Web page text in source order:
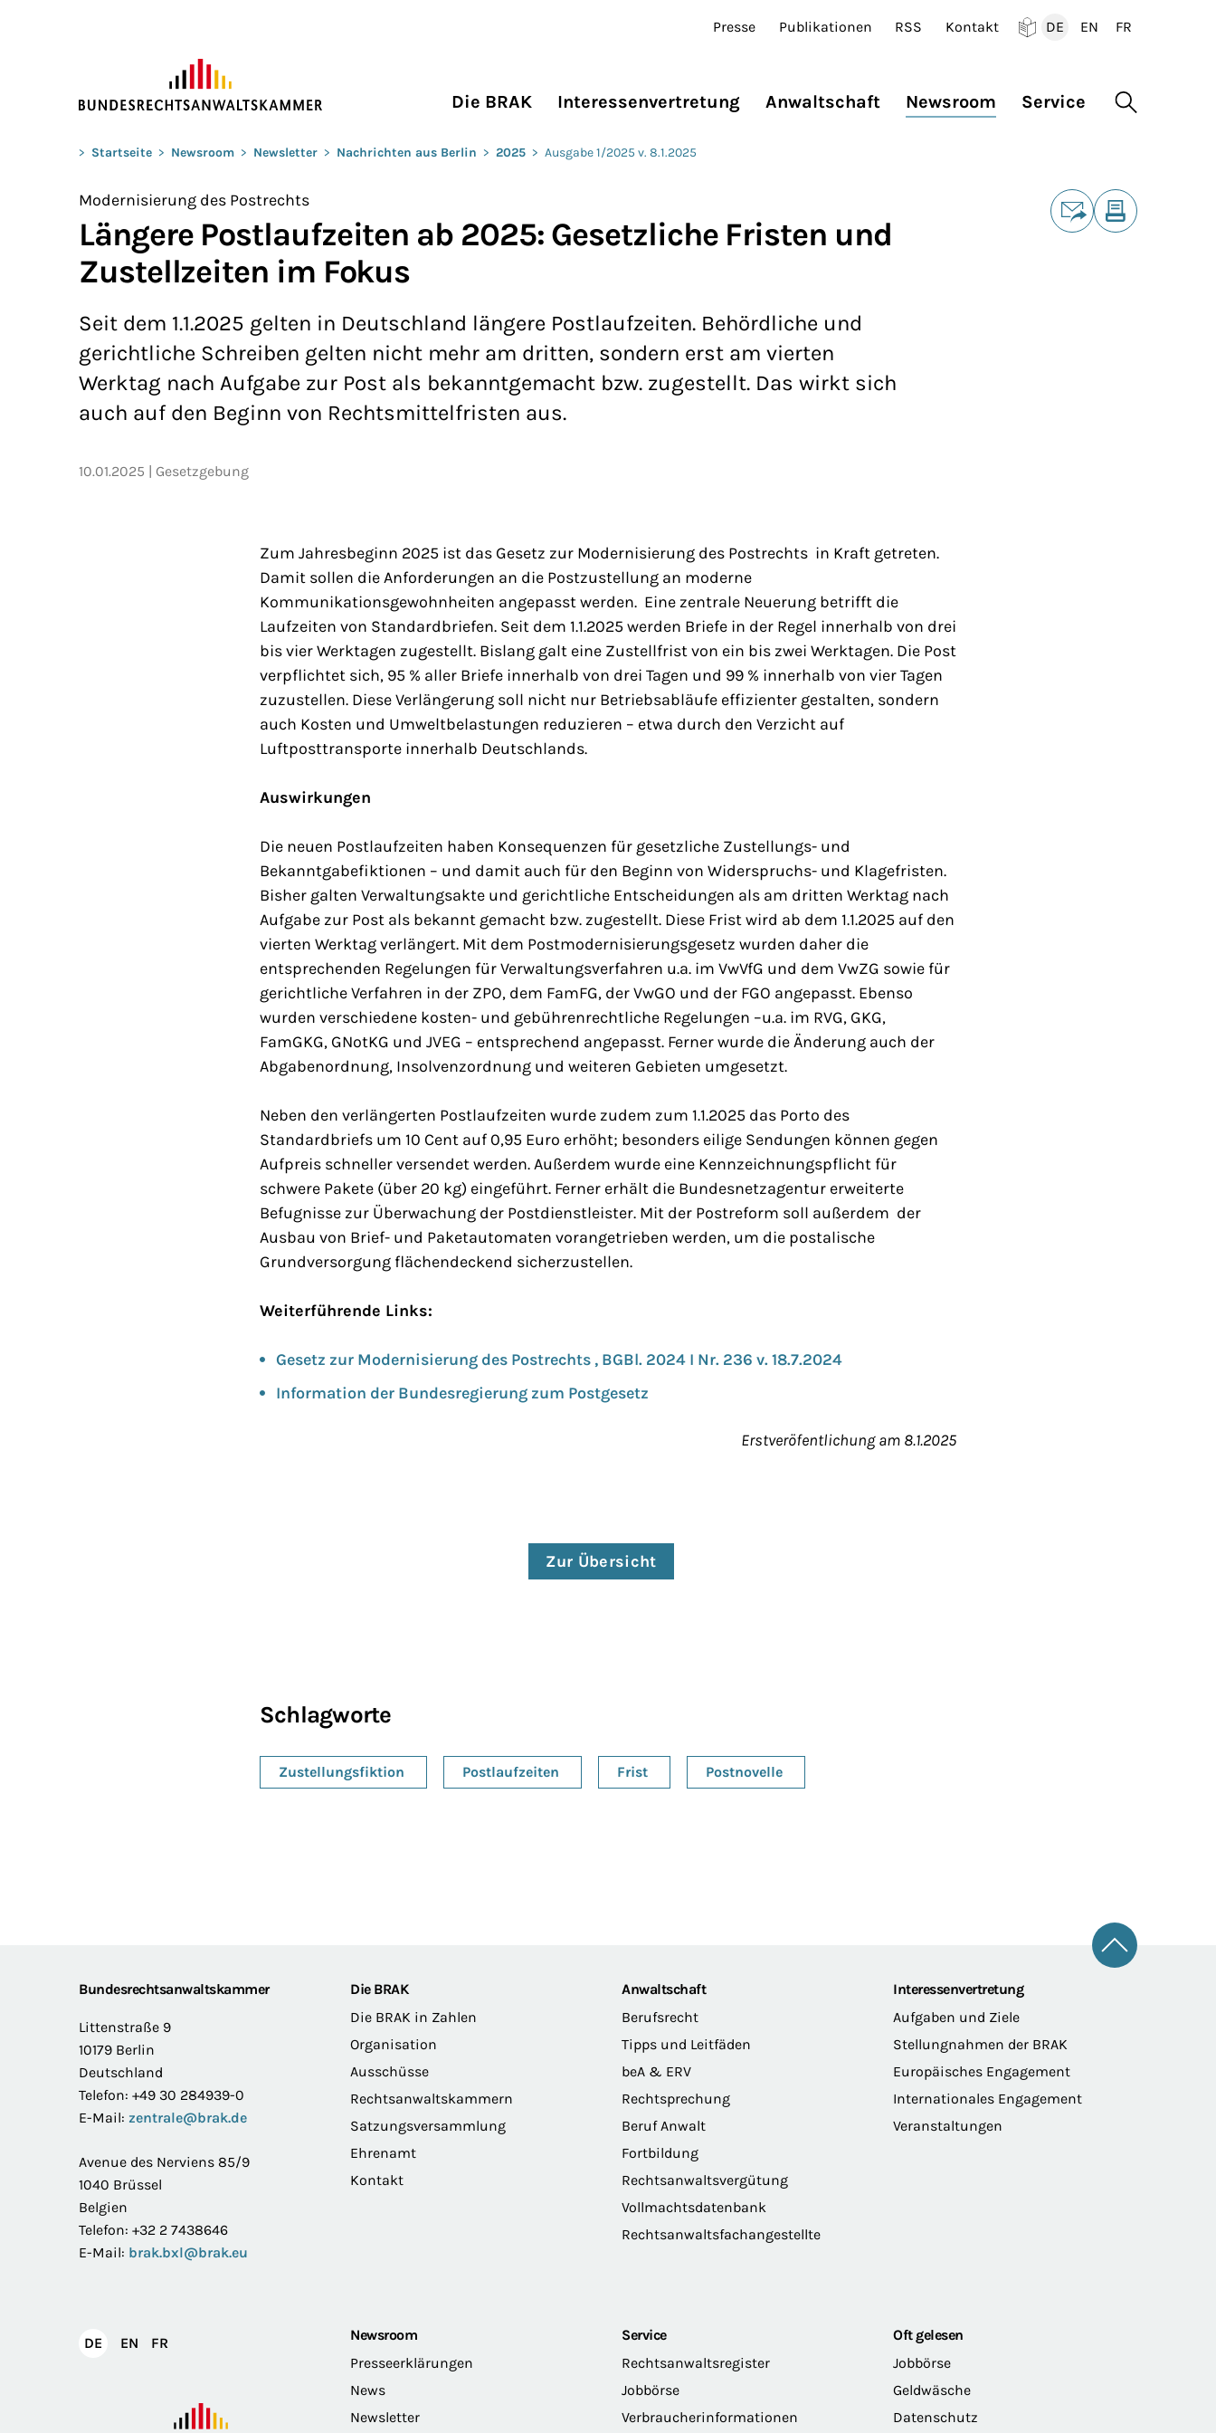
Presse Publikationen RSS Kontakt
DE
EN
FR
Die BRAK Interessenvertretung Anwaltschaft Newsroom Service Suche
Sie befinden sich hier:
> Startseite > Newsroom > Newsletter > Nachrichten aus Berlin > 2025 > Ausgabe 1/2025 v. 8.1.2025
Modernisierung des Postrechts
Längere Postlaufzeiten ab 2025: Gesetzliche Fristen und
Zustellzeiten im Fokus
Seit dem 1.1.2025 gelten in Deutschland längere Postlaufzeiten. Behördliche und
gerichtliche Schreiben gelten nicht mehr am dritten, sondern erst am vierten
Werktag nach Aufgabe zur Post als bekanntgemacht bzw. zugestellt. Das wirkt sich
auch auf den Beginn von Rechtsmittelfristen aus.
10.01.2025 Gesetzgebung
Zum Jahresbeginn 2025 ist das Gesetz zur Modernisierung des Postrechts in Kraft getreten.
Damit sollen die Anforderungen an die Postzustellung an moderne
Kommunikationsgewohnheiten angepasst werden. Eine zentrale Neuerung betrifft die
Laufzeiten von Standardbriefen. Seit dem 1.1.2025 werden Briefe in der Regel innerhalb von drei
bis vier Werktagen zugestellt. Bislang galt eine Zustellfrist von ein bis zwei Werktagen. Die Post
verpflichtet sich, 95 % aller Briefe innerhalb von drei Tagen und 99 % innerhalb von vier Tagen
zuzustellen. Diese Verlängerung soll nicht nur Betriebsabläufe effizienter gestalten, sondern
auch Kosten und Umweltbelastungen reduzieren – etwa durch den Verzicht auf
Luftposttransporte innerhalb Deutschlands.
Auswirkungen
Die neuen Postlaufzeiten haben Konsequenzen für gesetzliche Zustellungs- und
Bekanntgabefiktionen – und damit auch für den Beginn von Widerspruchs- und Klagefristen.
Bisher galten Verwaltungsakte und gerichtliche Entscheidungen als am dritten Werktag nach
Aufgabe zur Post als bekannt gemacht bzw. zugestellt. Diese Frist wird ab dem 1.1.2025 auf den
vierten Werktag verlängert. Mit dem Postmodernisierungsgesetz wurden daher die
entsprechenden Regelungen für Verwaltungsverfahren u.a. im VwVfG und dem VwZG sowie für
gerichtliche Verfahren in der ZPO, dem FamFG, der VwGO und der FGO angepasst. Ebenso
wurden verschiedene kosten- und gebührenrechtliche Regelungen –u.a. im RVG, GKG,
FamGKG, GNotKG und JVEG – entsprechend angepasst. Ferner wurde die Änderung auch der
Abgabenordnung, Insolvenzordnung und weiteren Gebieten umgesetzt.
Neben den verlängerten Postlaufzeiten wurde zudem zum 1.1.2025 das Porto des
Standardbriefs um 10 Cent auf 0,95 Euro erhöht; besonders eilige Sendungen können gegen
Aufpreis schneller versendet werden. Außerdem wurde eine Kennzeichnungspflicht für
schwere Pakete (über 20 kg) eingeführt. Ferner erhält die Bundesnetzagentur erweiterte
Befugnisse zur Überwachung der Postdienstleister. Mit der Postreform soll außerdem der
Ausbau von Brief- und Paketautomaten vorangetrieben werden, um die postalische
Grundversorgung flächendeckend sicherzustellen.
Weiterführende Links:
Gesetz zur Modernisierung des Postrechts , BGBl. 2024 I Nr. 236 v. 18.7.2024
Information der Bundesregierung zum Postgesetz
Erstveröfentlichung am 8.1.2025
Zur Übersicht
Schlagworte
Zustellungsfiktion Postlaufzeiten Frist Postnovelle
Footer
Zum
Bundesrechtsanwaltskammer
Littenstraße 9
10179 Berlin
Deutschland
Telefon: +49 30 284939-0
E-Mail: zentrale@brak.de
Avenue des Nerviens 85/9
1040 Brüssel
Belgien
Telefon: +32 2 7438646
E-Mail: brak.bxl@brak.eu
Die BRAK
Die BRAK in Zahlen
Organisation
Ausschüsse
Rechtsanwaltskammern
Satzungsversammlung
Ehrenamt
Kontakt
Anwaltschaft
Berufsrecht
Tipps und Leitfäden
beA & ERV
Rechtsprechung
Beruf Anwalt
Fortbildung
Rechtsanwaltsvergütung
Vollmachtsdatenbank
Rechtsanwaltsfachangestellte
Interessenvertretung
Aufgaben und Ziele
Stellungnahmen der BRAK
Europäisches Engagement
Internationales Engagement
Veranstaltungen
DEDeutsch
EN English
FR
Newsroom
Presseerklärungen
News
Newsletter
Service
Rechtsanwaltsregister
Jobbörse
Verbraucherinformationen
Oft gelesen
Jobbörse
Geldwäsche
Datenschutz